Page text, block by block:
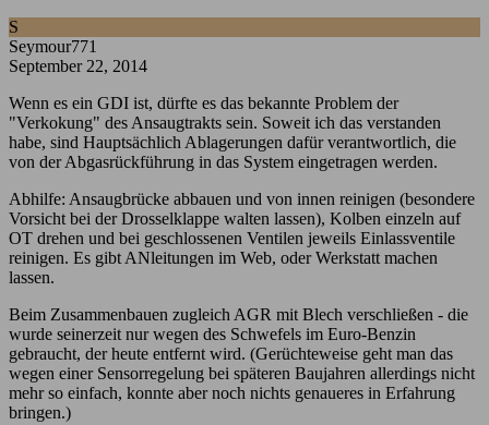
S
Seymour771
September 22, 2014
Wenn es ein GDI ist, dürfte es das bekannte Problem der
"Verkokung" des Ansaugtrakts sein. Soweit ich das verstanden
habe, sind Hauptsächlich Ablagerungen dafür verantwortlich, die
von der Abgasrückführung in das System eingetragen werden.
Abhilfe: Ansaugbrücke abbauen und von innen reinigen (besondere
Vorsicht bei der Drosselklappe walten lassen), Kolben einzeln auf
OT drehen und bei geschlossenen Ventilen jeweils Einlassventile
reinigen. Es gibt ANleitungen im Web, oder Werkstatt machen
lassen.
Beim Zusammenbauen zugleich AGR mit Blech verschließen - die
wurde seinerzeit nur wegen des Schwefels im Euro-Benzin
gebraucht, der heute entfernt wird. (Gerüchteweise geht man das
wegen einer Sensorregelung bei späteren Baujahren allerdings nicht
mehr so einfach, konnte aber noch nichts genaueres in Erfahrung
bringen.)